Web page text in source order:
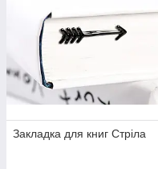
Закладка для книг Стріла